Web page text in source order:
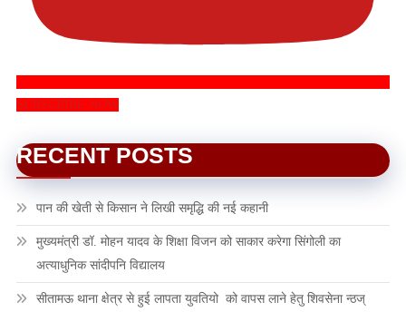
SUBSCRIBE NOW
RECENT POSTS
पान की खेती से किसान ने लिखी समृद्धि की नई कहानी
मुख्यमंत्री डॉ. मोहन यादव के शिक्षा विजन को साकार करेगा सिंगोली का
अत्याधुनिक सांदीपनि विद्यालय
सीतामऊ थाना क्षेत्र से हुई लापता युवतियो को वापस लाने हेतु शिवसेना न्ठज्